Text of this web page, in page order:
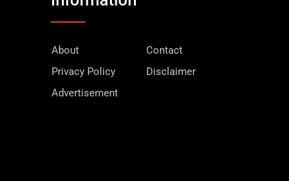
About
Contact
Privacy Policy
Disclaimer
Advertisement